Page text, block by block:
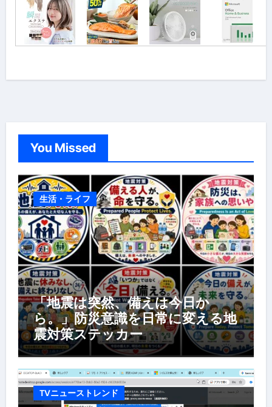
You Missed
生活・ライフ
「地震は突然、備えは今日か
ら。」防災意識を日常に変える地
震対策ステッカー
TVニューストレンド